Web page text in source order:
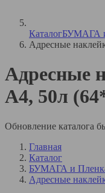
КаталогБУМАГА
Адресные
Адресные
A4, 50л
Обновление каталога
Главная
Каталог
БУМАГА и
Адресные